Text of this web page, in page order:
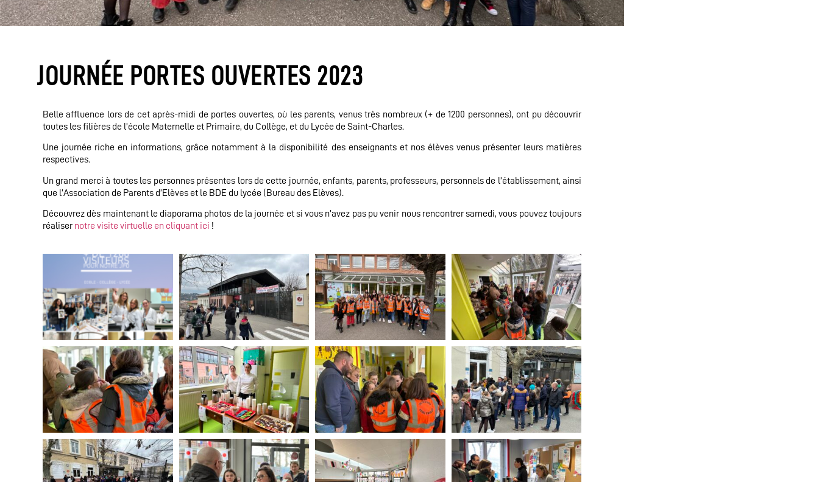
JOURNÉE PORTES OUVERTES 2023
Belle affluence lors de cet après-midi de portes ouvertes, où les parents, venus très nombreux (+ de 1200 personnes), ont pu découvrir
toutes les filières de l’école Maternelle et Primaire, du Collège, et du Lycée de Saint-Charles.
Une journée riche en informations, grâce notamment à la disponibilité des enseignants et nos élèves venus présenter leurs matières
respectives.
Un grand merci à toutes les personnes présentes lors de cette journée, enfants, parents, professeurs, personnels de l’établissement, ainsi
que l’Association de Parents d’Elèves et le BDE du lycée (Bureau des Elèves).
Découvrez dès maintenant le diaporama photos de la journée et si vous n’avez pas pu venir nous rencontrer samedi, vous pouvez toujours
réaliser notre visite virtuelle en cliquant ici !